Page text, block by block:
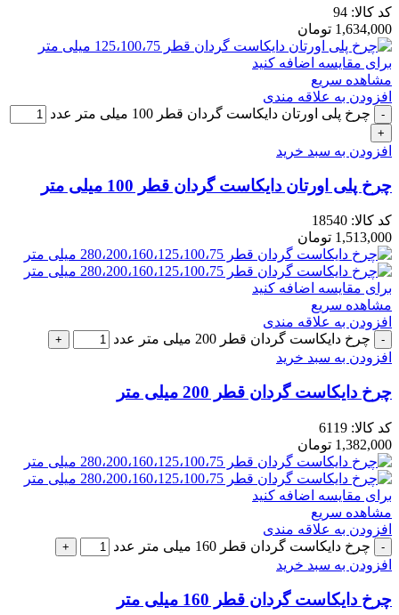
کد کالا: 94
1,634,000 تومان
برای مقایسه اضافه کنید
مشاهده سریع
افزودن به علاقه مندی
چرخ پلی اورتان دایکاست گردان قطر 100 میلی متر عدد
افزودن به سبد خرید
چرخ پلی اورتان دایکاست گردان قطر 100 میلی متر
کد کالا: 18540
1,513,000 تومان
برای مقایسه اضافه کنید
مشاهده سریع
افزودن به علاقه مندی
چرخ دایکاست گردان قطر 200 میلی متر عدد
افزودن به سبد خرید
چرخ دایکاست گردان قطر 200 میلی متر
کد کالا: 6119
1,382,000 تومان
برای مقایسه اضافه کنید
مشاهده سریع
افزودن به علاقه مندی
چرخ دایکاست گردان قطر 160 میلی متر عدد
افزودن به سبد خرید
چرخ دایکاست گردان قطر 160 میلی متر